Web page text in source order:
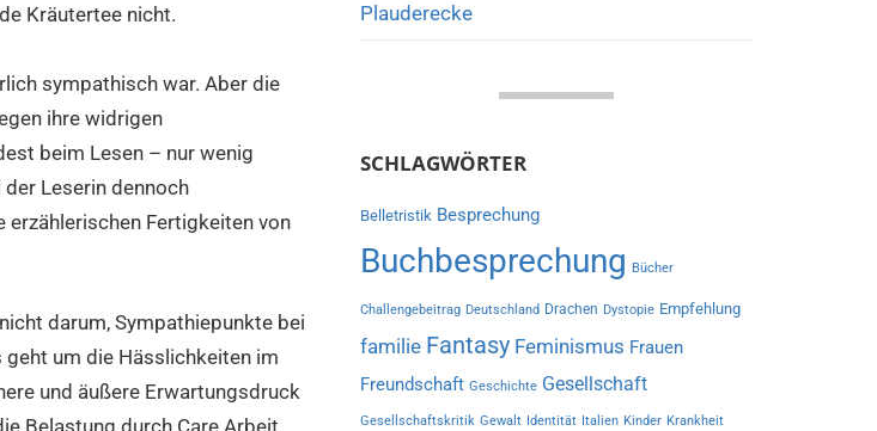
Kräutertee nicht.
sympathisch war. Aber die
ihre widrigen
beim Lesen – nur wenig
Leserin dennoch
Fertigkeiten von
darum, Sympathiepunkte bei
um die Hässlichkeiten im
und äußere Erwartungsdruck
Belastung durch Care Arbeit
Plauderecke
SCHLAGWÖRTER
Belletristik Besprechung
Buchbesprechung Bücher
Challengebeitrag Deutschland Drachen Dystopie Empfehlung
familie Fantasy Feminismus Frauen
Freundschaft Geschichte Gesellschaft
Gesellschaftskritik Gewalt Identität Italien Kinder Krankheit